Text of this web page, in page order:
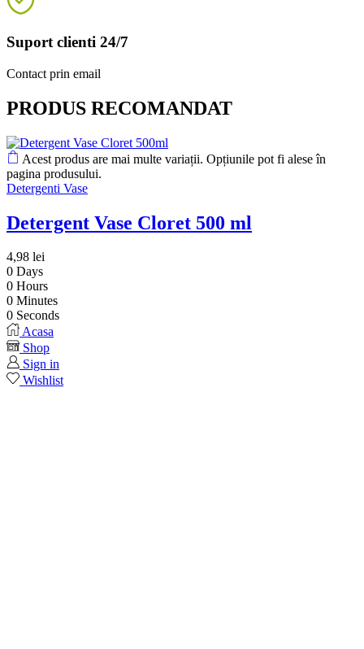
Suport clienti 24/7
Contact prin email
PRODUS RECOMANDAT
Acest produs are mai multe variații. Opțiunile pot fi alese în
pagina produsului.
Detergenti Vase
Detergent Vase Cloret 500 ml
4,98 lei
0 Days
0 Hours
0 Minutes
0 Seconds
Acasa
Shop
Sign in
Wishlist